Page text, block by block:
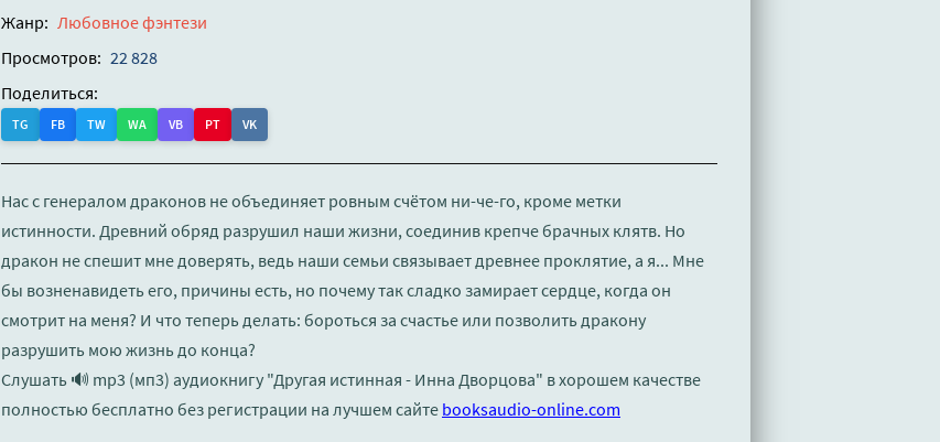
Жанр: Любовное фэнтези
Просмотров: 22 828
Поделиться:
TG FB TW WA VB PT VK
Нас с генералом драконов не объединяет ровным счётом ни-че-го, кроме метки
истинности. Древний обряд разрушил наши жизни, соединив крепче брачных клятв. Но
дракон не спешит мне доверять, ведь наши семьи связывает древнее проклятие, а я... Мне
бы возненавидеть его, причины есть, но почему так сладко замирает сердце, когда он
смотрит на меня? И что теперь делать: бороться за счастье или позволить дракону
разрушить мою жизнь до конца?
Слушать 🔊 mp3 (мп3) аудиокнигу "Другая истинная - Инна Дворцова" в хорошем качестве
полностью бесплатно без регистрации на лучшем сайте booksaudio-online.com